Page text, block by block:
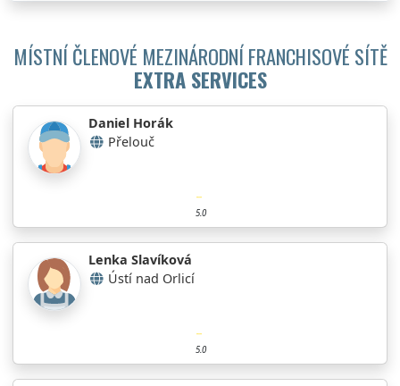
MÍSTNÍ ČLENOVÉ MEZINÁRODNÍ FRANCHISOVÉ SÍTĚ
EXTRA SERVICES
Daniel Horák
Přelouč
5.0
Lenka Slavíková
Ústí nad Orlicí
5.0